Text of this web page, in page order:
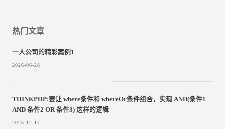
热门文章
一人公司的精彩案例1
2026-06-28
THINKPHP:要让 where条件和 whereOr条件组合，实现 AND(条件1
AND 条件2 OR 条件3)​ 这样的逻辑
2025-12-17